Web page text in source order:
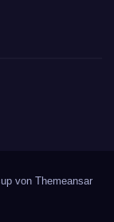
von Themeansar